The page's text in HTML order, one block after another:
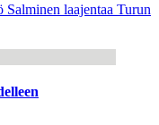
laajentaa Turun